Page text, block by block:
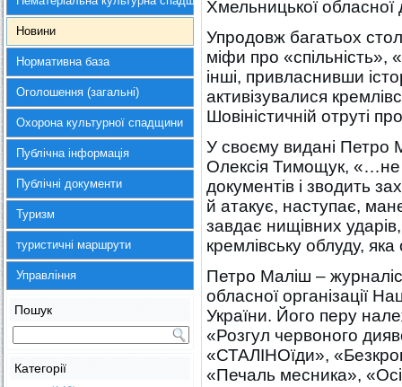
Новини
Нормативна база
Оголошення (загальні)
Охорона культурної спадщини
Публічна інформація
Публічні документи
Туризм
туристичні маршрути
Управління
Пошук
Категорії
Хмельницької обласної
Упродовж багатьох
міфи про
інші, привласнивши
активізувалися
Шовіністичній отруті
У своєму видані Петро
Олексія Тимощук, «…не
документів і зводить
й атакує, наступає,
завдає нищівних
кремлівську облуду,
Петро Маліш –
обласної організації
України. Його перу
«Розгул червоного
«СТАЛІНОїди»,
«Печаль месника»,